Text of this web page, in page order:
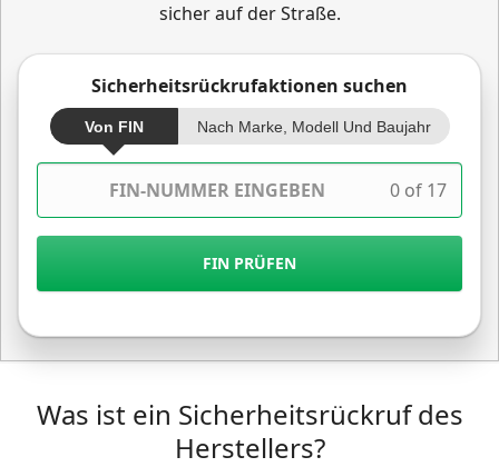
sicher auf der Straße.
Sicherheitsrückrufaktionen suchen
Von FIN Nach Marke, Modell Und Baujahr
0 of 17
FIN PRÜFEN
Was ist ein Sicherheitsrückruf des
Herstellers?